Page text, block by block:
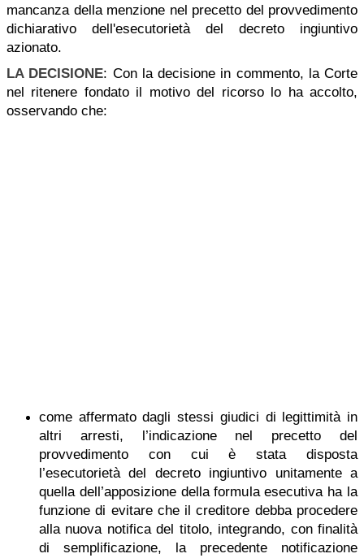
mancanza della menzione nel precetto del provvedimento
dichiarativo dell'esecutorietà del decreto ingiuntivo
azionato.
LA DECISIONE: Con la decisione in commento, la Corte
nel ritenere fondato il motivo del ricorso lo ha accolto,
osservando che:
come affermato dagli stessi giudici di legittimità in
altri arresti, l’indicazione nel precetto del
provvedimento con cui è stata disposta
l’esecutorietà del decreto ingiuntivo unitamente a
quella dell’apposizione della formula esecutiva ha la
funzione di evitare che il creditore debba procedere
alla nuova notifica del titolo, integrando, con finalità
di semplificazione, la precedente notificazione